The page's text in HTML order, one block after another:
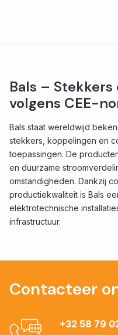
Bals –
volgens CEE-
Bals staat wereldwijd
stekkers, koppelingen en
toepassingen. De
en duurzame
omstandigheden. Dankzij
productiekwaliteit is Bals
elektrotechnische
infrastructuur.
Contacteer
+32 58 79